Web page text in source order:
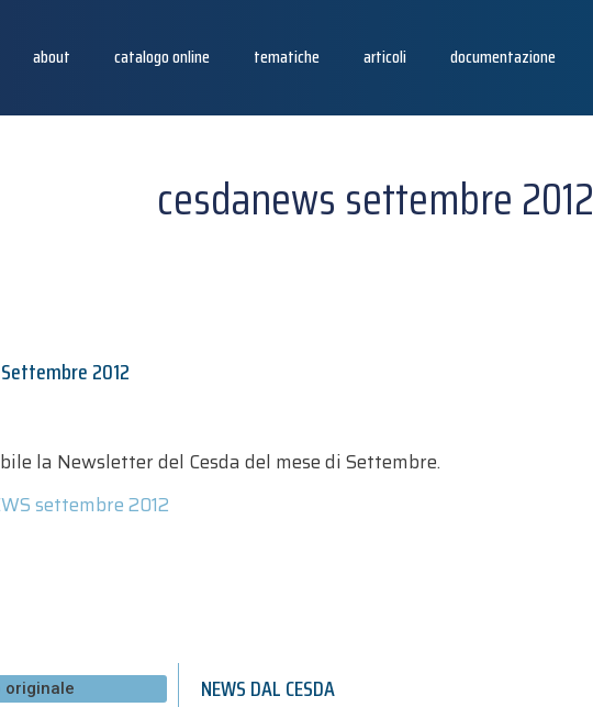
about catalogo online tematiche articoli documentazione
cesdanews settembre 2012
2012
la Newsletter del Cesda del mese di Settembre.
settembre 2012
originale NEWS DAL CESDA